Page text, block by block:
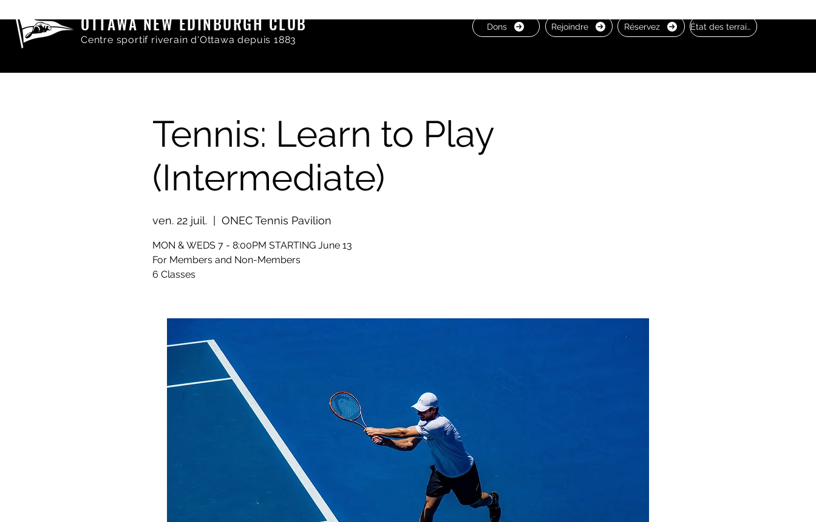
OTTAWA NEW EDINBURGH CLUB
Centre sportif riverain d'Ottawa depuis 1883
Dons Rejoindre Réservez État des terrains
Tennis: Learn to Play
(Intermediate)
ven. 22 juil.
  |
ONEC Tennis Pavilion
MON & WEDS 7 - 8:00PM STARTING June 13
For Members and Non-Members
6 Classes